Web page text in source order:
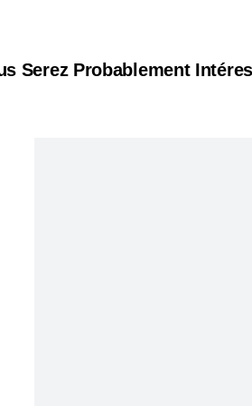
Serez Probablement